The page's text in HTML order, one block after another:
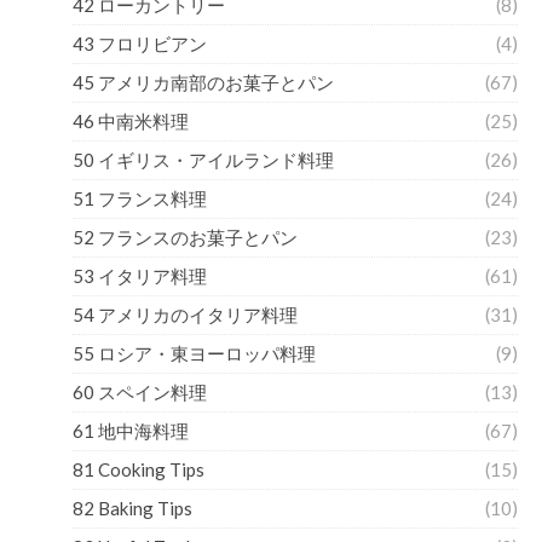
42 ローカントリー
(8)
43 フロリビアン
(4)
45 アメリカ南部のお菓子とパン
(67)
46 中南米料理
(25)
50 イギリス・アイルランド料理
(26)
51 フランス料理
(24)
52 フランスのお菓子とパン
(23)
53 イタリア料理
(61)
54 アメリカのイタリア料理
(31)
55 ロシア・東ヨーロッパ料理
(9)
60 スペイン料理
(13)
61 地中海料理
(67)
81 Cooking Tips
(15)
82 Baking Tips
(10)